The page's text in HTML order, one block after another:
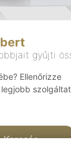
gyűjti
Ellenőrizze
Keresés